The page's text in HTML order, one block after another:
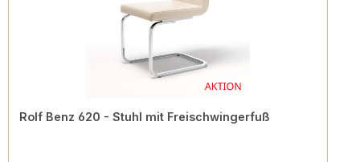
Rolf Benz 620 - Stuhl mit Freischwingerfuß